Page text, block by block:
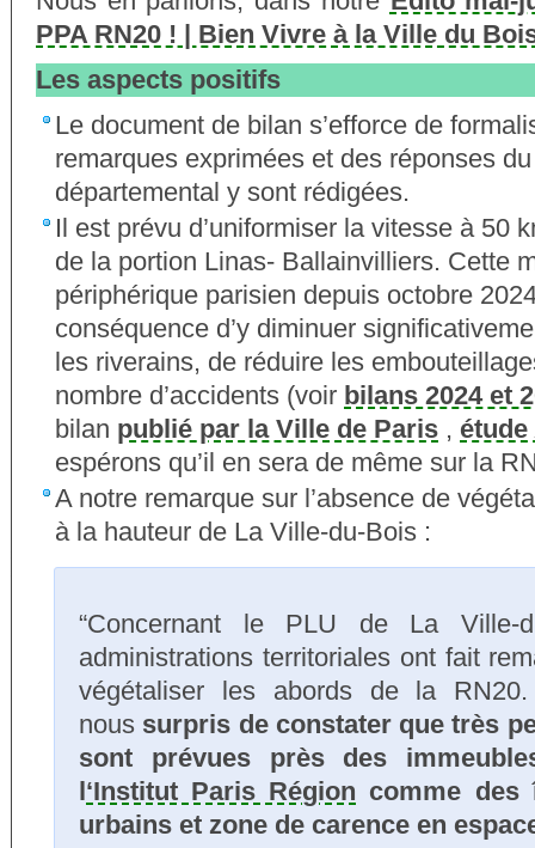
PPA RN20 ! | Bien Vivre à la Ville du
Les aspects positifs
Le document de bilan s’efforce de
remarques exprimées et des réponses
départemental y sont rédigées.
Il est prévu d’uniformiser la vitesse à 50
de la portion Linas- Ballainvilliers. Cette
périphérique parisien depuis octobre
conséquence d’y diminuer
les riverains, de réduire les
nombre d’accidents (voir bilans 2024 et
bilan publié par la Ville de Paris , étude
espérons qu’il en sera de même sur la
A notre remarque sur l’absence de
à la hauteur de La Ville-du-Bois :
“Concernant le PLU de La Ville-
administrations territoriales ont fait
végétaliser les abords de la
nous surpris de constater que très
sont prévues près des
l‘Institut Paris Région comme des
urbains et zone de carence en